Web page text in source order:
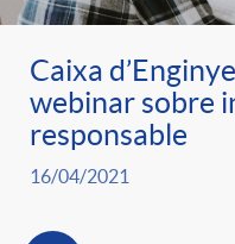
Caixa
webinar sobre
responsable
16/04/2021